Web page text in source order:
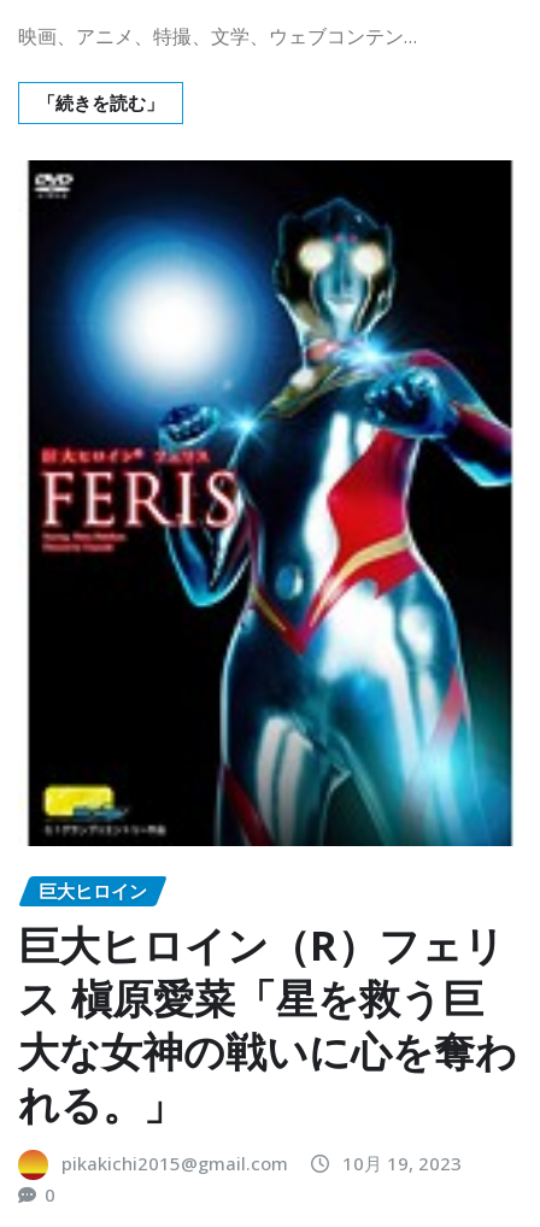
映画、アニメ、特撮、文学、ウェブコンテン…
「続きを読む」
巨大ヒロイン
巨大ヒロイン（R）フェリ
ス 槇原愛菜「星を救う巨
大な女神の戦いに心を奪わ
れる。」
pikakichi2015@gmail.com
10月 19, 2023
0